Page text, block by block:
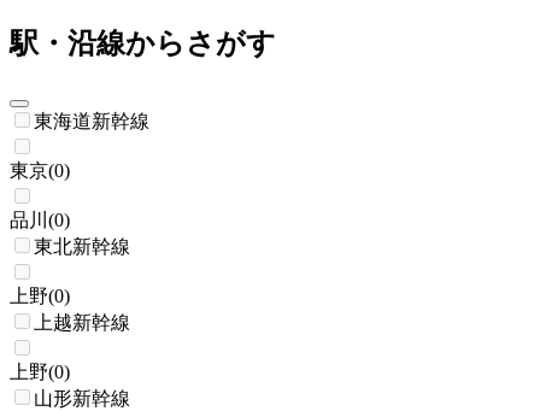
駅・沿線からさがす
東海道新幹線
東京(0)
品川 (0)
東北新幹線
上野(0)
上越新幹線
上野(0)
山形新幹線